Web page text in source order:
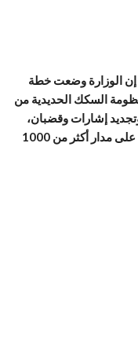
إن الوزارة وضعت خطة
السكك الحديدية من
إشارات وقضبان،
لافتا إلى أنه يتم حاليا تنفيذ كهرباء الإشارات على مدار أكثر من 1000